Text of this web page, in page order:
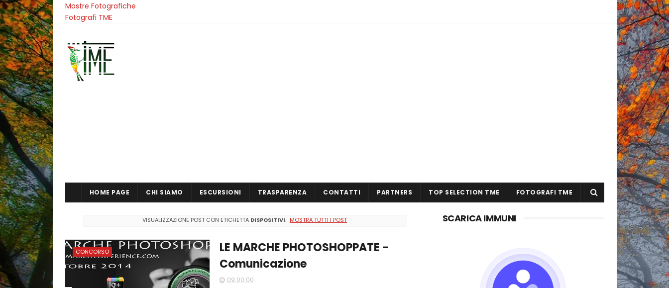
Mostre Fotografiche
Fotografi TME
HOME PAGE CHI SIAMO ESCURSIONI TRASPARENZA CONTATTI PARTNERS TOP SELECTION TME FOTOGRAFI TME
VISUALIZZAZIONE POST CON ETICHETTA DISPOSITIVI. MOSTRA TUTTI I POST
CONCORSO
LE MARCHE PHOTOSHOPPATE -
Comunicazione
09:00:00
SCARICA IMMUNI